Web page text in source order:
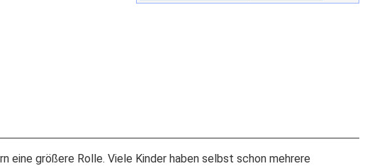
eine größere Rolle. Viele Kinder haben selbst schon mehrere